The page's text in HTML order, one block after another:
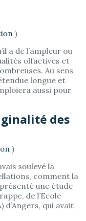
)
a de l’ampleur ou
olfactives et
Au sens
longue et
aussi pour
des
)
soulevé la
comment la
une étude
de l’Ecole
d’Angers, qui avait